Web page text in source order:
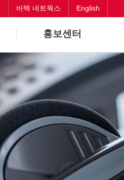
바텍 네트웍스 English
홍보센터
CI
오시는길